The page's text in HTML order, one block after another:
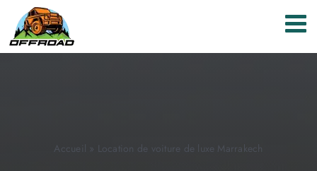
Passer
contenu
Accueil » Location de voiture de luxe Marrakech